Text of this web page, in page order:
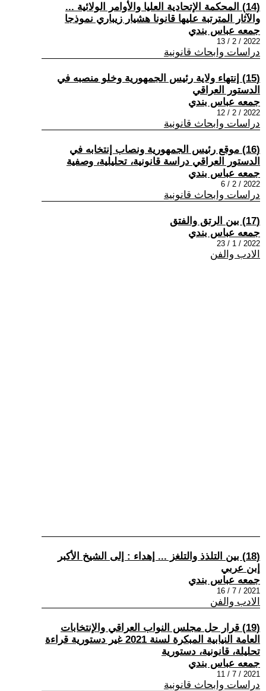
(14) المحكمة الإتحادية العليا والأوامر الولائية ...
والآثار المترتبة عليها قانونا هشيار زيباري نموذجا
جمعه عباس بندي
2022 / 2 / 13
دراسات وابحاث قانونية
(15) إنتهاء ولاية رئيس الجمهورية وخلو منصبه في
الدستور العراقي
جمعه عباس بندي
2022 / 2 / 12
دراسات وابحاث قانونية
(16) موقع رئيس الجمهورية ونصاب إنتخابه في
الدستور العراقي دراسة قانونية، تحليلية، وصفية
جمعه عباس بندي
2022 / 2 / 6
دراسات وابحاث قانونية
(17) بين الرتق والفتق
جمعه عباس بندي
2022 / 1 / 23
الادب والفن
(18) بين التلذذ والتلغز ... إهداء : إلى الشيخ الأكبر
إبن عربي
جمعه عباس بندي
2021 / 7 / 16
الادب والفن
(19) قرار حل مجلس النواب العراقي والإنتخابات
العامة النيابية المبكرة لسنة 2021 غير دستورية قراءة
تحليلة، قانونية، دستورية
جمعه عباس بندي
2021 / 7 / 11
دراسات وابحاث قانونية